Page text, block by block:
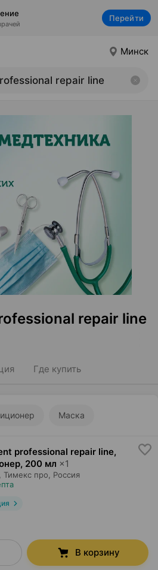
Перейти
Минск
repair line
Где купить
Маска
professional repair line,
, 200 мл ×1
Тимекс про , Россия
В корзину